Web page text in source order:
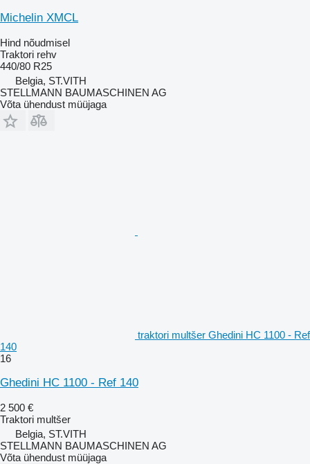
Michelin XMCL
Hind nõudmisel
Traktori rehv
440/80 R25
Belgia, ST.VITH
STELLMANN BAUMASCHINEN AG
Võta ühendust müüjaga
traktori multšer Ghedini HC 1100 - Ref
140
16
Ghedini HC 1100 - Ref 140
2 500 €
Traktori multšer
Belgia, ST.VITH
STELLMANN BAUMASCHINEN AG
Võta ühendust müüjaga